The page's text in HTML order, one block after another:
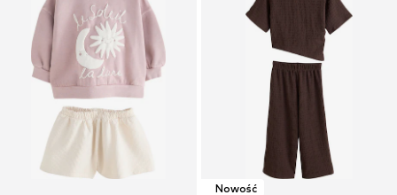
Nowość